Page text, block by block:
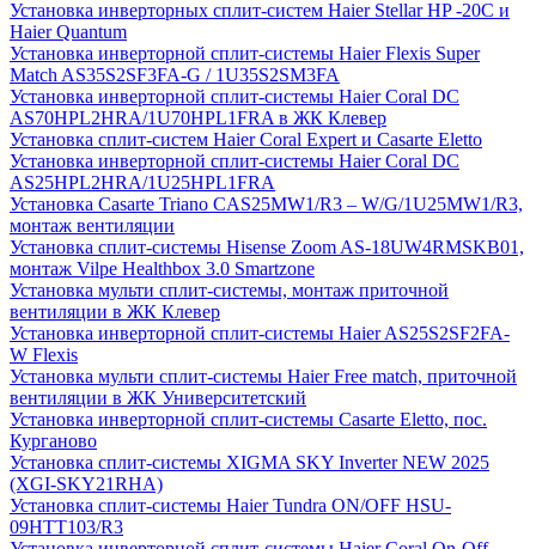
Установка инверторных сплит-систем Haier Stellar HP -20С и
Haier Quantum
Установка инверторной сплит-системы Haier Flexis Super
Match AS35S2SF3FA-G / 1U35S2SM3FA
Установка инверторной сплит-системы Haier Coral DC
AS70HPL2HRA/1U70HPL1FRA в ЖК Клевер
Установка сплит-систем Haier Coral Expert и Casarte Eletto
Установка инверторной сплит-системы Haier Coral DC
AS25HPL2HRA/1U25HPL1FRA
Установка Casarte Triano CAS25MW1/R3 – W/G/1U25MW1/R3,
монтаж вентиляции
Установка сплит-системы Hisense Zoom AS-18UW4RMSKB01,
монтаж Vilpe Healthbox 3.0 Smartzone
Установка мульти сплит-системы, монтаж приточной
вентиляции в ЖК Клевер
Установка инверторной сплит-системы Haier AS25S2SF2FA-
W Flexis
Установка мульти сплит-системы Haier Free match, приточной
вентиляции в ЖК Университетский
Установка инверторной сплит-системы Casarte Eletto, пос.
Курганово
Установка сплит-системы XIGMA SKY Inverter NEW 2025
(XGI-SKY21RHA)
Установка сплит-системы Haier Tundra ON/OFF HSU-
09HTT103/R3